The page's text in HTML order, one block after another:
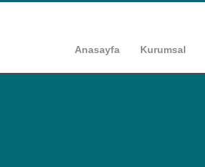
Anasayfa Kurumsal